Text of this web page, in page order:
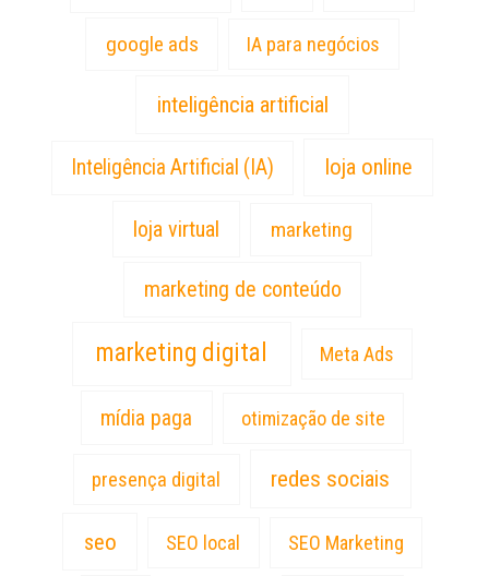
google ads IA para negócios
inteligência artificial
Inteligência Artificial (IA) loja online
loja virtual marketing
marketing de conteúdo
marketing digital Meta Ads
mídia paga otimização de site
presença digital redes sociais
seo SEO local SEO Marketing